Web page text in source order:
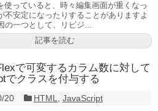
使っていると、時々編集画面が重くなっ
不安定になったりすることがありますよ
の一つとして、リビジ...
記事を読む
で可変するカラム数に対して
でクラスを付与する
20 HTML, JavaScript